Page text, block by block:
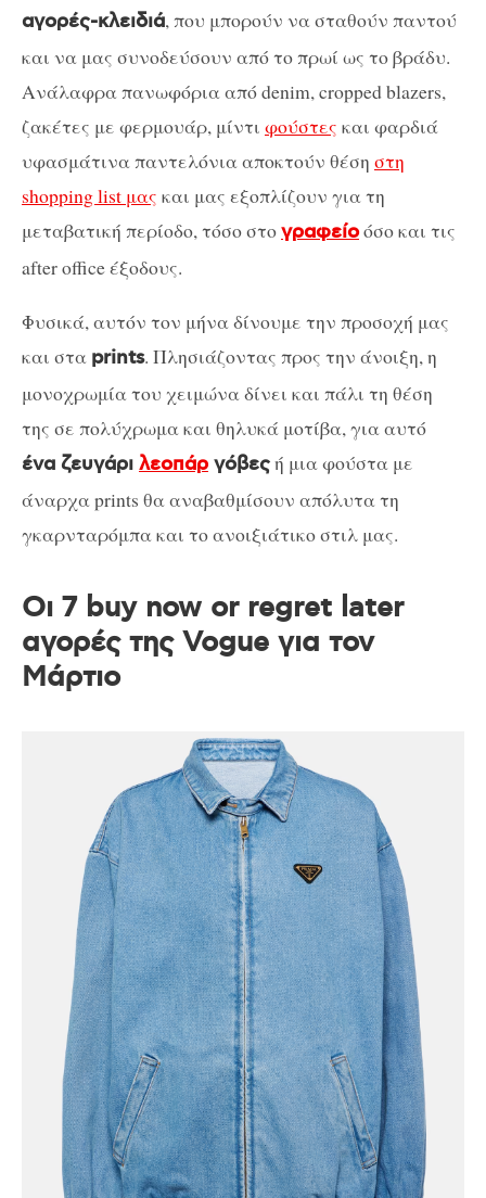
αγορές-κλειδιά, που μπορούν να σταθούν παντού
και να μας συνοδεύσουν από το πρωί ως το βράδυ.
Ανάλαφρα πανωφόρια από denim, cropped blazers,
ζακέτες με φερμουάρ, μίντι φούστες και φαρδιά
υφασμάτινα παντελόνια αποκτούν θέση στη
shopping list μας και μας εξοπλίζουν για τη
μεταβατική περίοδο, τόσο στογραφείοόσο και τις
after office έξοδους.
Φυσικά, αυτόν τον μήνα δίνουμε την προσοχή μας
και στα prints. Πλησιάζοντας προς την άνοιξη, η
μονοχρωμία του χειμώνα δίνει και πάλι τη θέση
της σε πολύχρωμα και θηλυκά μοτίβα, για αυτό
ένα ζευγάρι λεοπάρ γόβεςή μια φούστα με
άναρχα prints θα αναβαθμίσουν απόλυτα τη
γκαρνταρόμπα και το ανοιξιάτικο στιλ μας.
Οι 7 buy now or regret later
αγορές της Vogue για τον
Μάρτιο